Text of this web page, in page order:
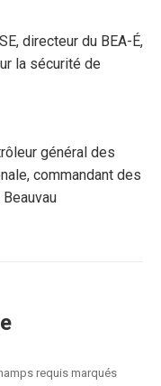
directeur du BEA-É,
la sécurité de
général des
commandant des
requis marqués